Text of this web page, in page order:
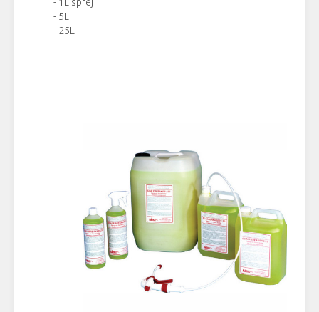
- 1L sprej
- 5L
- 25L